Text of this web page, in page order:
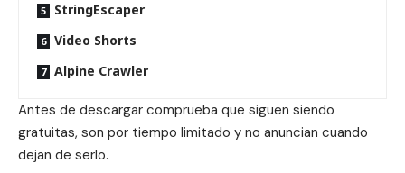
StringEscaper
Video Shorts
Alpine Crawler
Antes de descargar comprueba que siguen siendo
gratuitas, son por tiempo limitado y no anuncian cuando
dejan de serlo.